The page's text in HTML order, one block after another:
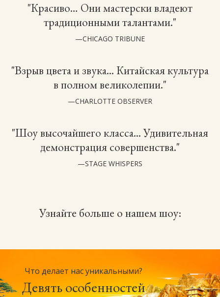
"Красиво… Они мастерски владеют
традиционными талантами."
—CHICAGO TRIBUNE
"Взрыв цвета и звука... Китайская культура
в полном великолепии."
—CHARLOTTE OBSERVER
"Шоу высочайшего класса... Удивительная
демонстрация совершенства."
—STAGE WHISPERS
Узнайте больше о нашем шоу:
Что делает нас уникальными?
Девять особенностей